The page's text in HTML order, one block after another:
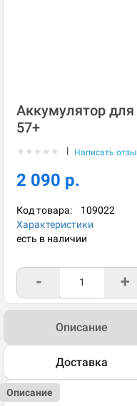
Аккумулятор для
57+
★ ★ ★ ★ ★ | Написать
2 090 р.
Код товара: 109022
Характеристики
есть в наличии
- +
Описание
Доставка
Описание